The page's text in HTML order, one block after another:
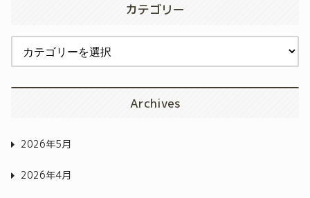
カテゴリー
Archives
2026年5月
2026年4月